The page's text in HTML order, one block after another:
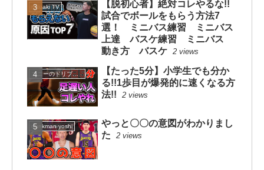
mituaki TV
【脱初心者】絶対コレやるな!!
試合でボールをもらう方法7
選！ ミニバス練習 ミニバス
上達 バスケ練習 ミニバス
動き方 バスケ 2 views
コニーのドリブルスクール
【たった5分】小学生でも分か
る!!1歩目が爆発的に速くなる方
法!!
2 views
dunkman yoshi
やっと〇〇の意図がわかりまし
た
2 views